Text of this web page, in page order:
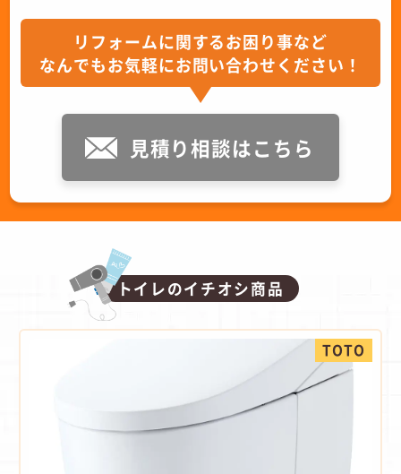
リフォームに関するお困り事など
なんでもお気軽にお問い合わせください！
見積り相談はこちら
トイレのイチオシ商品
TOTO